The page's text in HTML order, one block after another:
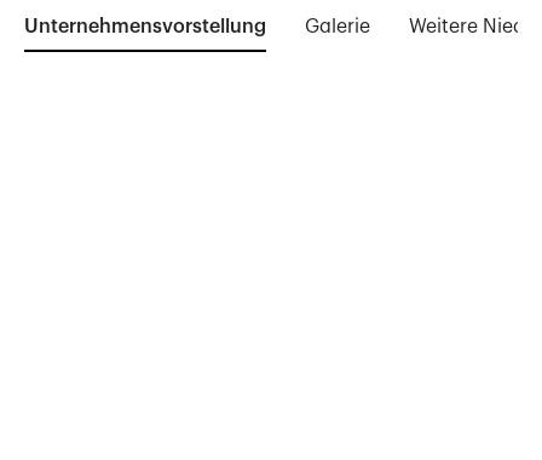
Unternehmensvorstellung Galerie Weitere